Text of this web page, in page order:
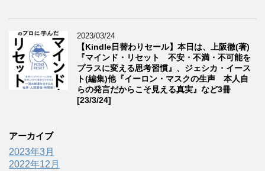
2023/03/24
【Kindle日替わりセール】本日は、上阪徹(著)
『マインド・リセット 不安・不満・不可能を
プラスに変える思考習慣』、ジェシカ・イース
ト(編集)他『イーロン・マスクの生声 本人自
らの発言だからこそ見える真実』など3冊
[23/3/24]
アーカイブ
2023年3月
2022年12月